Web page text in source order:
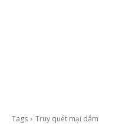
Tags Truy quét mại dâm